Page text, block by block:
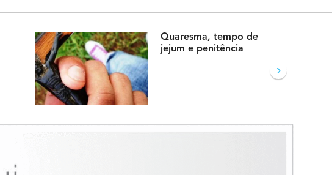
Quaresma, tempo de
jejum e penitência
›